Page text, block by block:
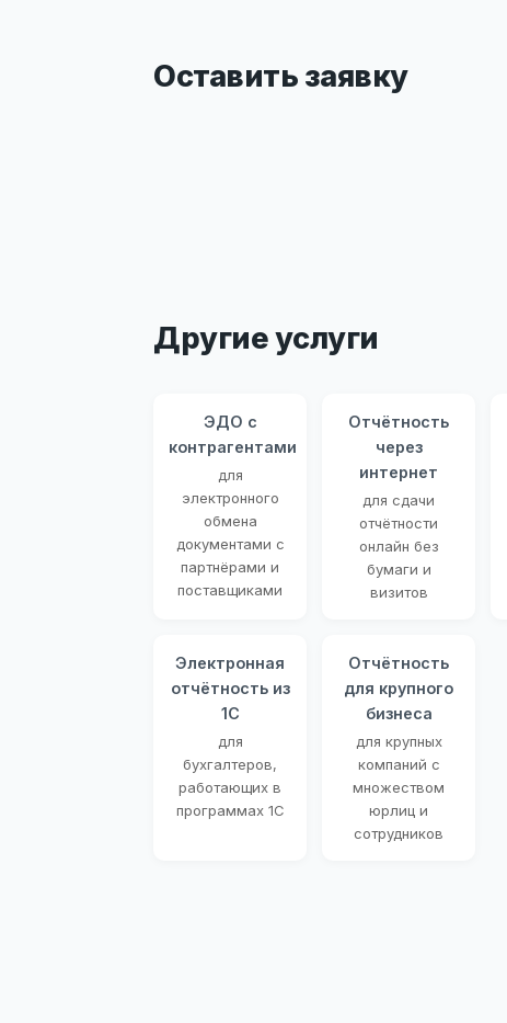
Оставить заявку
Другие услуги
ЭДО с
контрагентами
для
электронного
обмена
документами с
партнёрами и
поставщиками
Отчётность
через
интернет
для сдачи
отчётности
онлайн без
бумаги и
визитов
Электронная
отчётность из
1С
для
бухгалтеров,
работающих в
программах 1С
Отчётность
для крупного
бизнеса
для крупных
компаний с
множеством
юрлиц и
сотрудников